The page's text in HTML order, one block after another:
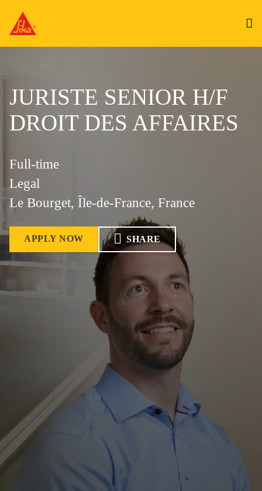
JURISTE SENIOR H/F
DROIT DES AFFAIRES
Full-time
Legal
Le Bourget, Île-de-France, France
APPLY NOW SHARE